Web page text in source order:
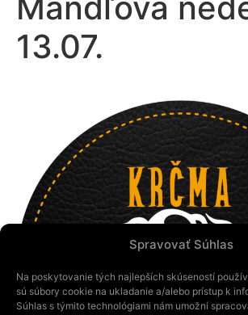
Spravovať Súhlas
Na poskytovanie tých najlepších skúseností
sú súbory cookie na ukladanie a/alebo prístup k
Súhlas s týmito technológiami nám umožní
13.07.